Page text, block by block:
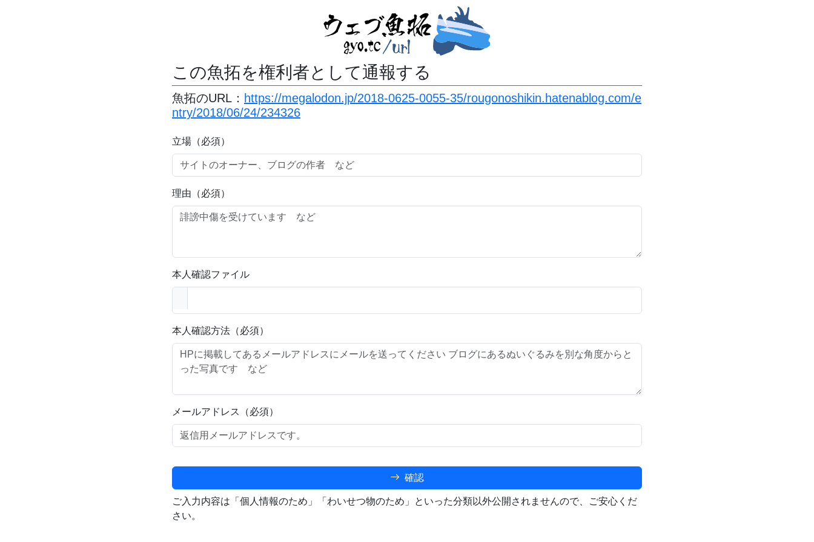
この魚拓を権利者として通報する
魚拓のURL： https://megalodon.jp/2018-0625-0055-35/rougonoshikin.hatenablog.com/e
ntry/2018/06/24/234326
立場（必須）
理由（必須）
本人確認ファイル
本人確認方法（必須）
メールアドレス（必須）
確認
ご入力内容は「個人情報のため」「わいせつ物のため」といった分類以外公開されませんので、ご安心くだ
さい。